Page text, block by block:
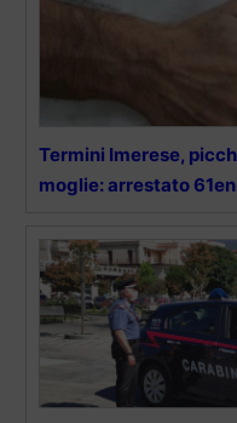
Termini Imerese,
moglie: arrestato